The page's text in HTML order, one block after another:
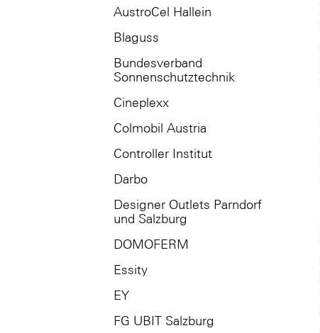
AustroCel Hallein
Blaguss
Bundesverband
Sonnenschutztechnik
Cineplexx
Colmobil Austria
Controller Institut
Darbo
Designer Outlets Parndorf
und Salzburg
DOMOFERM
Essity
EY
FG UBIT Salzburg